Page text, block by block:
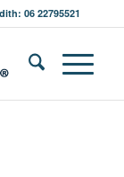
06 22795521